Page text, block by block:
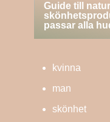
Guide till
passar alla
kvinna
man
skönhet